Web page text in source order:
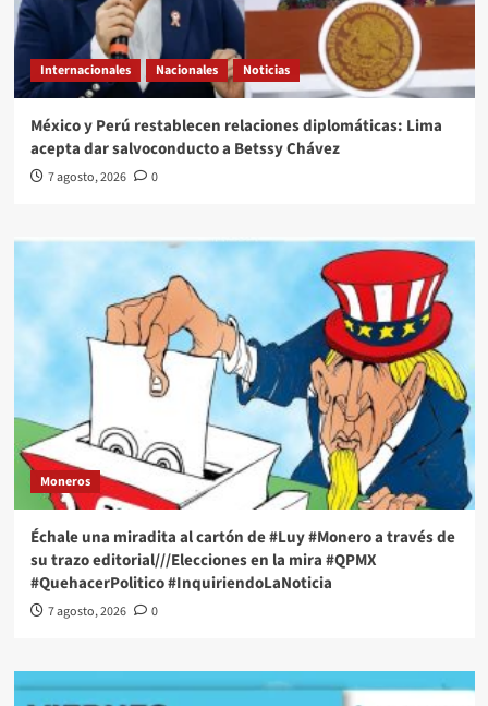
Internacionales Nacionales Noticias
México y Perú restablecen relaciones diplomáticas: Lima
acepta dar salvoconducto a Betssy Chávez
7 agosto, 2026 0
Moneros
Échale una miradita al cartón de #Luy #Monero a través de
su trazo editorial///Elecciones en la mira #QPMX
#QuehacerPolitico #InquiriendoLaNoticia
7 agosto, 2026 0